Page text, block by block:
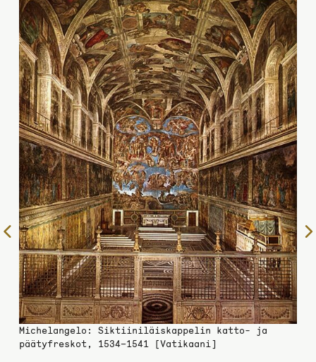
Michelangelo: Siktiiniläiskappelin katto- ja
päätyfreskot, 1534–1541 [Vatikaani]
Edelliselle
sivulle